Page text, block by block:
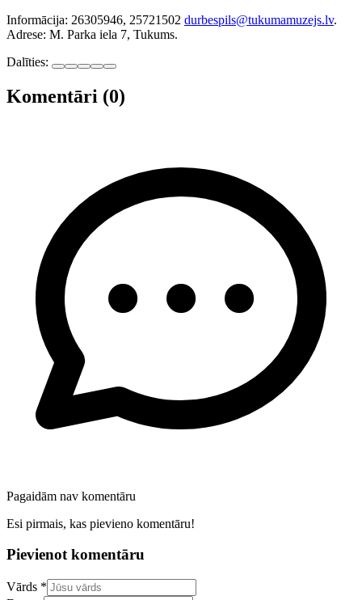
Informācija: 26305946, 25721502 durbespils@tukumamuzejs.lv.
Adrese: M. Parka iela 7, Tukums.
Dalīties:
Komentāri (0)
Pagaidām nav komentāru
Esi pirmais, kas pievieno komentāru!
Pievienot komentāru
Confirm your email address
Vārds *